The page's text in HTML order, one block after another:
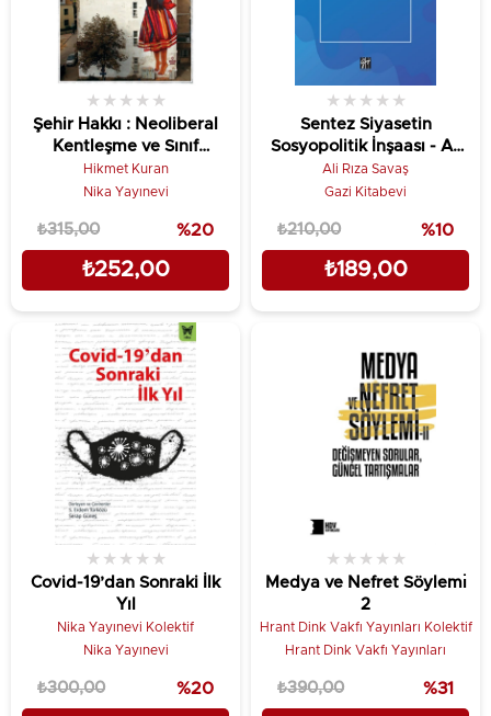
Şehir Hakkı : Neoliberal
Kentleşme ve Sınıf
Mücadelesi
★ ★ ★ ★ ★
Hikmet Kuran
Nika Yayınevi
₺252,00
₺315,00 %20
Sentez Siyasetin
Sosyopolitik İnşaası - Ak
Parti
★ ★ ★ ★ ★
Ali Rıza Savaş
Gazi Kitabevi
₺189,00
₺210,00 %10
Covid-19’dan Sonraki İlk
Yıl
★ ★ ★ ★ ★
Nika Yayınevi Kolektif
Nika Yayınevi
₺300,00 %20
Medya ve Nefret Söylemı̇
2
★ ★ ★ ★ ★
Hrant Dink Vakfı Yayınları Kolektif
Hrant Dink Vakfı Yayınları
₺390,00 %31